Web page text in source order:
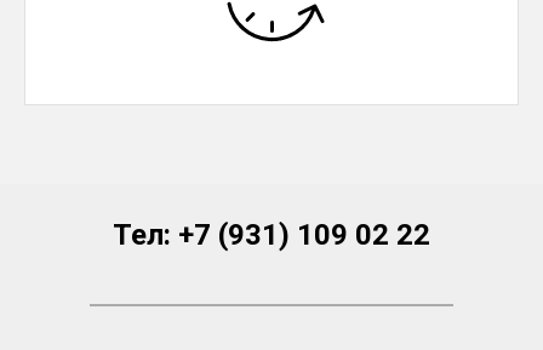
Тел: +7 (931) 109 02 22